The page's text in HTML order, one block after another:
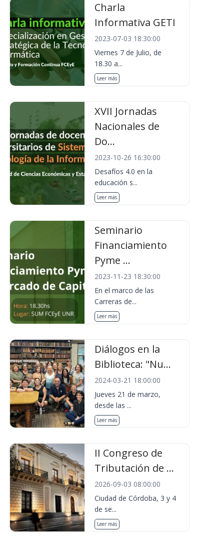
Charla
Informativa GETI
2023-07-03 18:30:00
Viernes 7 de Julio, de
18.30 a...
Leer más
XVII Jornadas
Nacionales de
Do...
2023-10-26 16:30:00
Desafíos 4.0 en la
educación s...
Leer más
Seminario
Financiamiento
Pyme ...
2023-11-23 18:30:00
En el marco de las
Carreras de...
Leer más
Diálogos en la
Biblioteca: "Nu...
2024-03-21 18:00:00
Jueves 21 de marzo,
desde las ...
Leer más
II Congreso de
Tributación de ...
2026-09-03 08:00:00
Ciudad de Córdoba, 3 y 4
de se...
Leer más